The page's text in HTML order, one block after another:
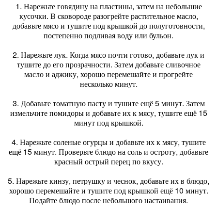
1. Нарежьте говядину на пластины, затем на небольшие
кусочки. В сковороде разогрейте растительное масло,
добавьте мясо и тушите под крышкой до полуготовности,
постепенно подливая воду или бульон.
2. Нарежьте лук. Когда мясо почти готово, добавьте лук и
тушите до его прозрачности. Затем добавьте сливочное
масло и аджику, хорошо перемешайте и прогрейте
несколько минут.
3. Добавьте томатную пасту и тушите ещё 5 минут. Затем
измельчите помидоры и добавьте их к мясу, тушите ещё 15
минут под крышкой.
4. Нарежьте соленые огурцы и добавьте их к мясу, тушите
ещё 15 минут. Проверьте блюдо на соль и остроту, добавьте
красный острый перец по вкусу.
5. Нарежьте кинзу, петрушку и чеснок, добавьте их в блюдо,
хорошо перемешайте и тушите под крышкой ещё 10 минут.
Подайте блюдо после небольшого настаивания.